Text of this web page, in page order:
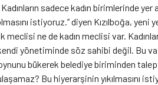
sadece kadın birimlerinde
istiyoruz.’’ diyen Kızılboğa,
meclisi ne de kadın meclisi var.
yönetiminde söz sahibi değil. Bu
bükerek belediye biriminden
Bu hiyerarşinin yıkılmasını